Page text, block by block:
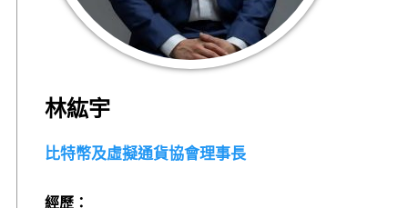
林紘宇
比特幣及虛擬通貨協會理事長
經歷：